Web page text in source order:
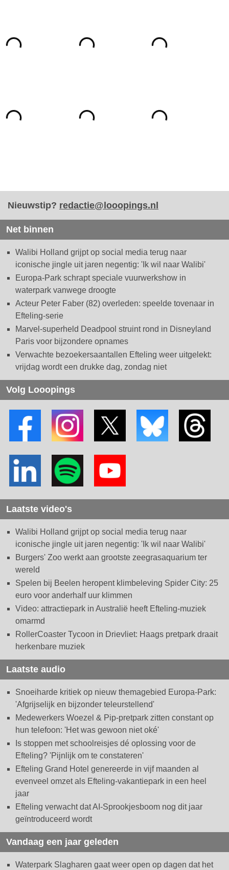
Nieuwstip? redactie@looopings.nl
Net binnen
Walibi Holland grijpt op social media terug naar
iconische jingle uit jaren negentig: 'Ik wil naar Walibi'
Europa-Park schrapt speciale vuurwerkshow in
waterpark vanwege droogte
Acteur Peter Faber (82) overleden: speelde tovenaar in
Efteling-serie
Marvel-superheld Deadpool struint rond in Disneyland
Paris voor bijzondere opnames
Verwachte bezoekersaantallen Efteling weer uitgelekt:
vrijdag wordt een drukke dag, zondag niet
Volg Looopings
Laatste video's
Walibi Holland grijpt op social media terug naar
iconische jingle uit jaren negentig: 'Ik wil naar Walibi'
Burgers' Zoo werkt aan grootste zeegrasaquarium ter
wereld
Spelen bij Beelen heropent klimbeleving Spider City: 25
euro voor anderhalf uur klimmen
Video: attractiepark in Australië heeft Efteling-muziek
omarmd
RollerCoaster Tycoon in Drievliet: Haags pretpark draait
herkenbare muziek
Laatste audio
Snoeiharde kritiek op nieuw themagebied Europa-Park:
'Afgrijselijk en bijzonder teleurstellend'
Medewerkers Woezel & Pip-pretpark zitten constant op
hun telefoon: 'Het was gewoon niet oké'
Is stoppen met schoolreisjes dé oplossing voor de
Efteling? 'Pijnlijk om te constateren'
Efteling Grand Hotel genereerde in vijf maanden al
evenveel omzet als Efteling-vakantiepark in een heel
jaar
Efteling verwacht dat AI-Sprookjesboom nog dit jaar
geïntroduceerd wordt
Vandaag een jaar geleden
Waterpark Slagharen gaat weer open op dagen dat het